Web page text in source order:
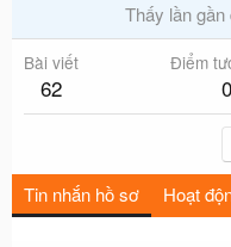
Thấy lần gần
Bài viết
62
Điểm
0
Tin nhắn hồ sơ Hoạt